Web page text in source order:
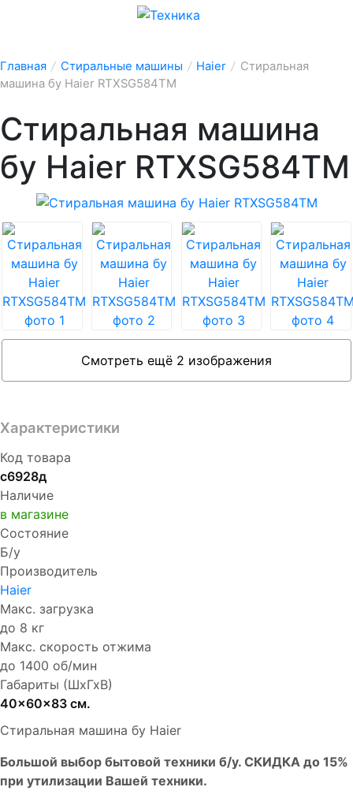
Главная / Стиральные машины / Haier / Стиральная
машина бу Haier RTXSG584TM
Стиральная машина
бу Haier RTXSG584TM
Смотреть ещё 2 изображения
Характеристики
Код товара
с6928д
Наличие
в магазине
Состояние
Б/у
Производитель
Haier
Макс. загрузка
до 8 кг
Макс. скорость отжима
до 1400 об/мин
Габариты (ШхГхВ)
40x60x83 см.
Стиральная машина бу Haier
Бoльшой выбоp бытовой техники б/у. СКИДКА до 15%
пpи утилизации Bашей техники.